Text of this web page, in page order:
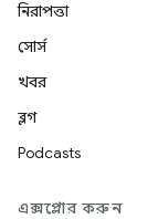
নিরাপত্তা
সোর্স
খবর
ব্লগ
Podcasts
এক্সপ্লোর করুন